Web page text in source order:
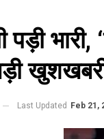
भारी,
Last Updated Feb 21,